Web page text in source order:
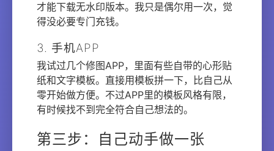
才能下载无水印版本。我只是偶尔用一次，觉
得没必要专门充钱。
3. 手机APP
我试过几个修图APP，里面有些自带的心形贴
纸和文字模板。直接用模板拼一下，比自己从
零开始做方便。不过APP里的模板风格有限，
有时候找不到完全符合自己想法的。
第三步：自己动手做一张